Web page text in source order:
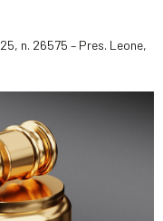
n. 26575 – Pres. Leone,